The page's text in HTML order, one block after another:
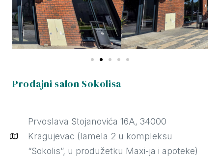
Prodajni salon Sokolisa
Prvoslava Stojanovića 16A, 34000
Kragujevac (lamela 2 u kompleksu
“Sokolis”, u produžetku Maxi-ja i apoteke)